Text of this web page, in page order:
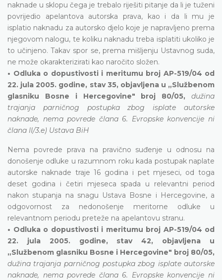
naknade u sklopu čega je trebalo riješiti pitanje da li je tuženi
povrijedio apelantova autorska prava, kao i da li mu je
isplatio naknadu za autorsko djelo koje je napravljeno prema
njegovom nalogu, te koliku naknadu treba isplatiti ukoliko je
to učinjeno. Takav spor se, prema mišljenju Ustavnog suda,
ne može okarakterizirati kao naročito složen.
• Odluka o dopustivosti i meritumu broj AP-519/04 od
22. jula 2005. godine, stav 35, objavljena u „Službenom
glasniku Bosne i Hercegovine" broj 80/05, dužina
trajanja parničnog postupka zbog isplate autorske
naknade, nema povrede člana 6. Evropske konvencije ni
člana II/3.e) Ustava BiH
Nema povrede prava na pravično suđenje u odnosu na
donošenje odluke u razumnom roku kada postupak naplate
autorske naknade traje 16 godina i pet mjeseci, od toga
deset godina i četiri mjeseca spada u relevantni period
nakon stupanja na snagu Ustava Bosne i Hercegovine, a
odgovornost za nedonošenje meritorne odluke u
relevantnom periodu preteže na apelantovu stranu.
• Odluka o dopustivosti i meritumu broj AP-519/04 od
22. jula 2005. godine, stav 42, objavljena u
„Službenom glasniku Bosne i Hercegovine" broj 80/05,
dužina trajanja parničnog postupka zbog isplate autorske
naknade, nema povrede člana 6. Evropske konvencije ni